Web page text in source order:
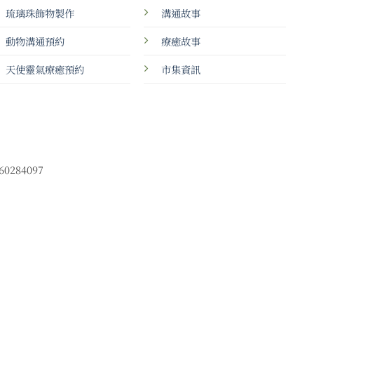
琉璃珠飾物製作
動物溝通預約
天使靈氣療癒預約
溝通故事
療癒故事
市集資訊